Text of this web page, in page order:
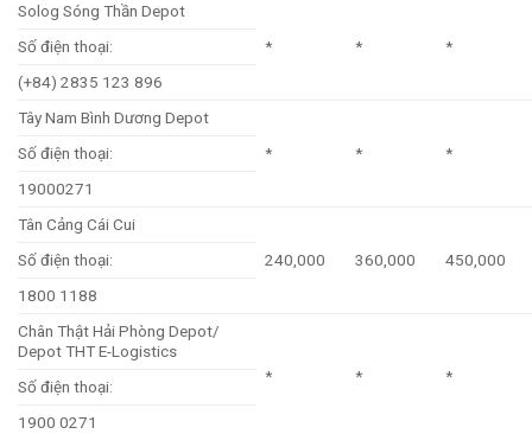
Solog Sóng Thần Depot
*
* *
Số điện thoại:
(+84) 2835 123 896
Tây Nam Bình Dương Depot
*
* *
Số điện thoại:
19000271
Tân Cảng Cái Cui
240,000
360,000 450,000
Số điện thoại:
1800 1188
Chân Thật Hải Phòng Depot/
Depot THT E-Logistics
*
* *
Số điện thoại:
1900 0271